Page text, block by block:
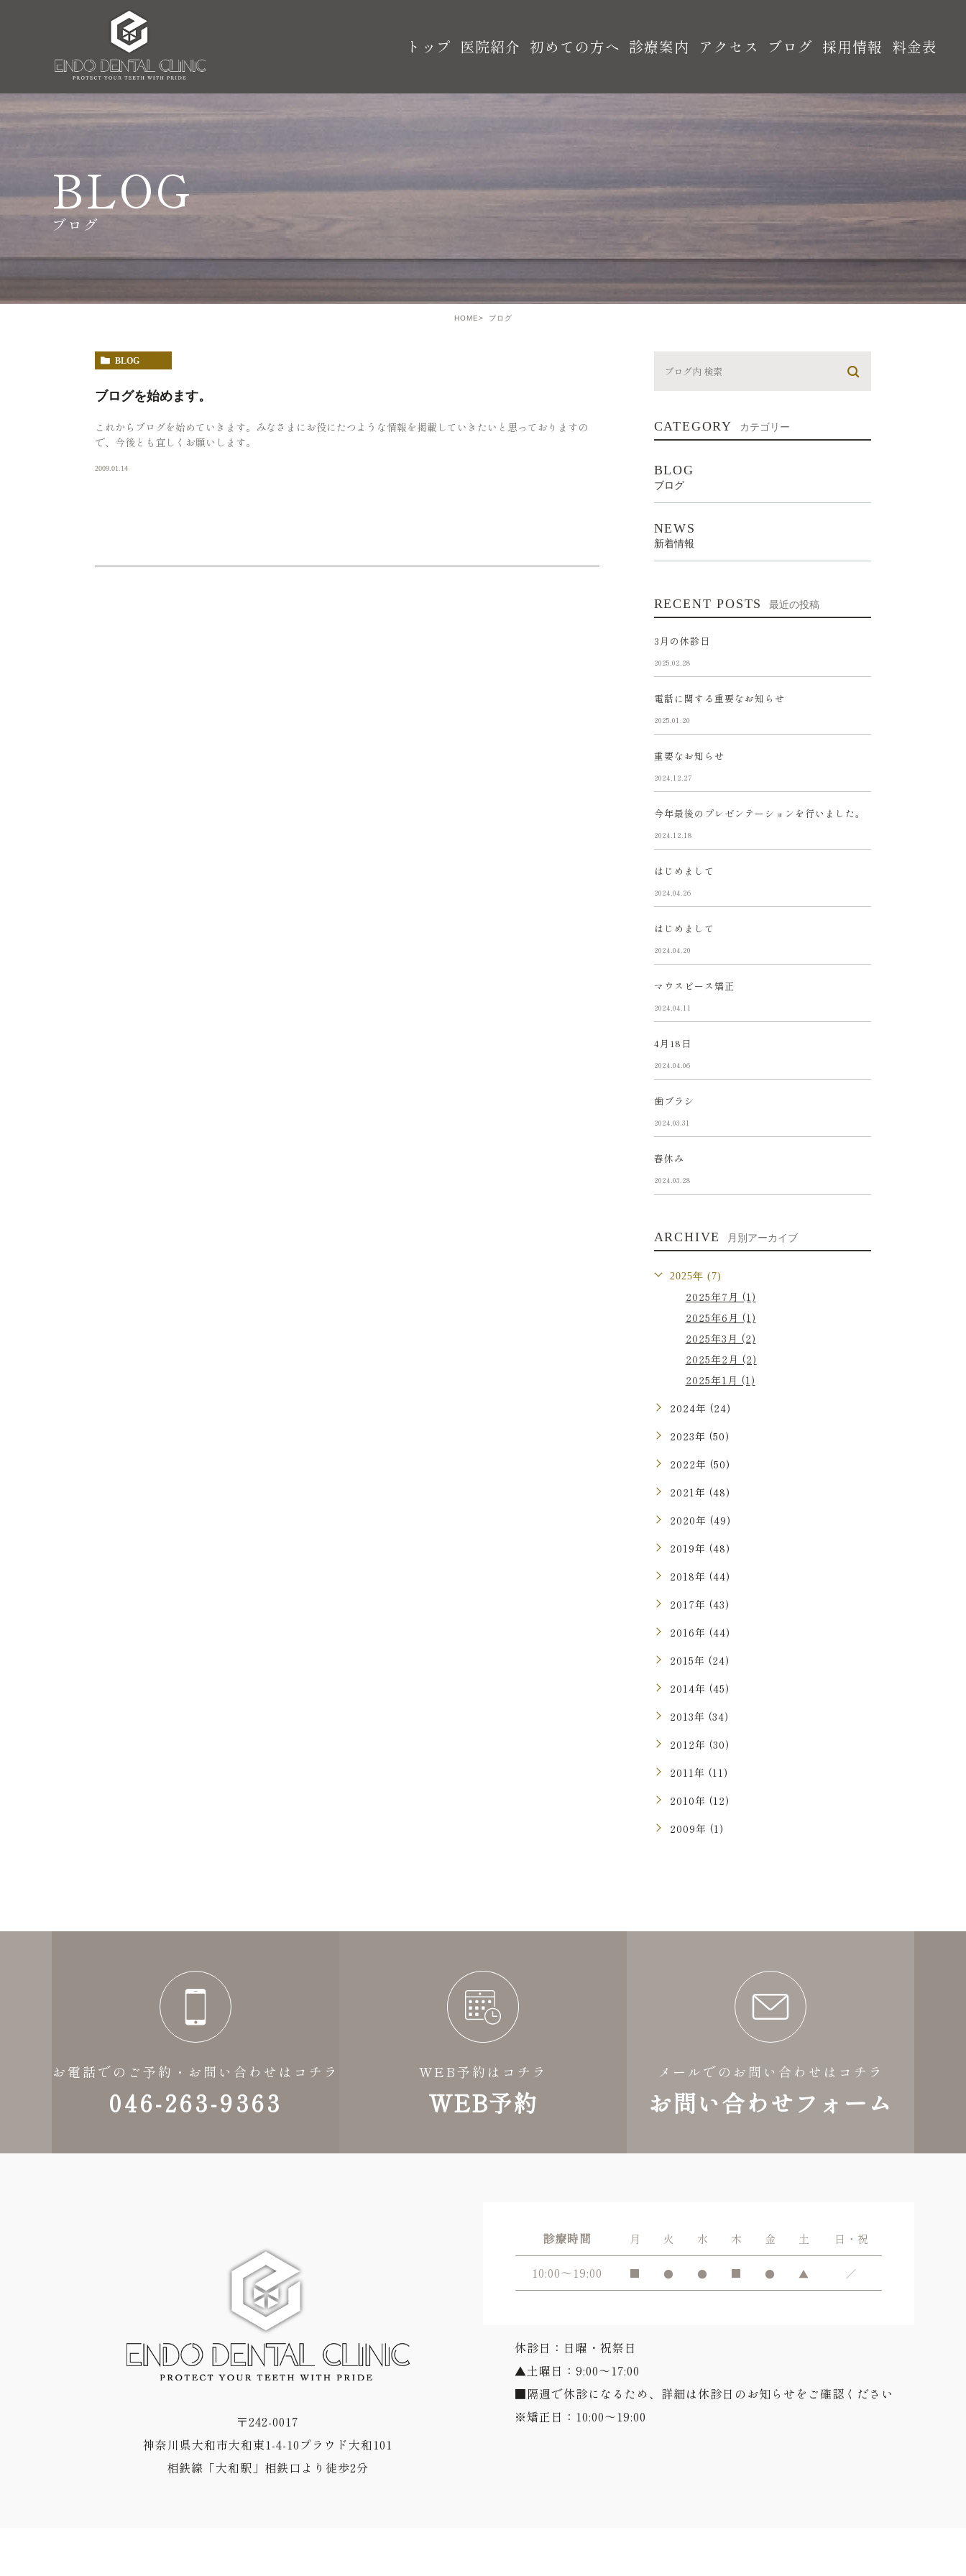
トップ 医院紹介 初めての方へ 診療案内 アクセス ブログ 採用情報 料金表
BLOG
ブログ
HOME ブログ
BLOG
ブログを始めます。
これからブログを始めていきます。みなさまにお役にたつような情報を掲載していきたいと思っておりますの
で、今後とも宜しくお願いします。
2009.01.14
CATEGORY カテゴリー
BLOG
ブログ
NEWS
新着情報
RECENT POSTS 最近の投稿
3月の休診日
2025.02.28
電話に関する重要なお知らせ
2025.01.20
重要なお知らせ
2024.12.27
今年最後のプレゼンテーションを行いました。
2024.12.18
はじめまして
2024.04.26
はじめまして
2024.04.20
マウスピース矯正
2024.04.11
4月18日
2024.04.06
歯ブラシ
2024.03.31
春休み
2024.03.28
ARCHIVE 月別アーカイブ
2025年 (7)
2025年7月 (1)
2025年6月 (1)
2025年3月 (2)
2025年2月 (2)
2025年1月 (1)
2024年 (24)
2023年 (50)
2022年 (50)
2021年 (48)
2020年 (49)
2019年 (48)
2018年 (44)
2017年 (43)
2016年 (44)
2015年 (24)
2014年 (45)
2013年 (34)
2012年 (30)
2011年 (11)
2010年 (12)
2009年 (1)
お電話でのご予約・お問い合わせはコチラ
046-263-9363
WEB予約はコチラ
WEB予約
メールでのお問い合わせはコチラ
お問い合わせフォーム
〒242-0017
神奈川県大和市大和東1-4-10プラウド大和101
相鉄線「大和駅」相鉄口より徒歩2分
診療時間 月 火 水 木 金 土 日・祝
10:00～19:00 ■ ● ● ■ ● ▲ ／
休診日：日曜・祝祭日
▲土曜日：9:00～17:00
■隔週で休診になるため、詳細は休診日のお知らせをご確認ください
※矯正日：10:00～19:00